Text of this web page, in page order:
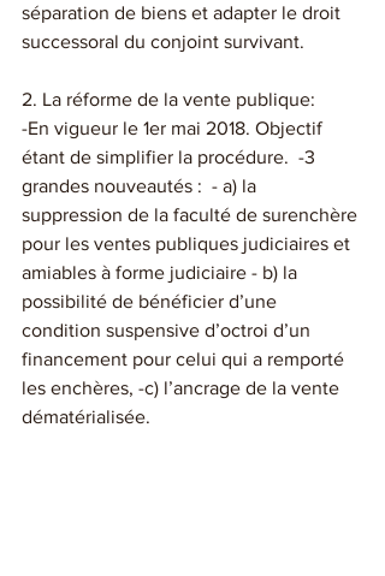
séparation de biens et adapter le droit
successoral du conjoint survivant.
2. La réforme de la vente publique:
-En vigueur le 1er mai 2018. Objectif
étant de simplifier la procédure.  -3
grandes nouveautés :  - a) la
suppression de la faculté de surenchère
pour les ventes publiques judiciaires et
amiables à forme judiciaire - b) la
possibilité de bénéficier d’une
condition suspensive d’octroi d’un
financement pour celui qui a remporté
les enchères, -c) l’ancrage de la vente
dématérialisée.